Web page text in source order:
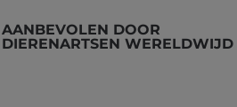
AANBEVOLEN DOOR
DIERENARTSEN WERELDWIJD